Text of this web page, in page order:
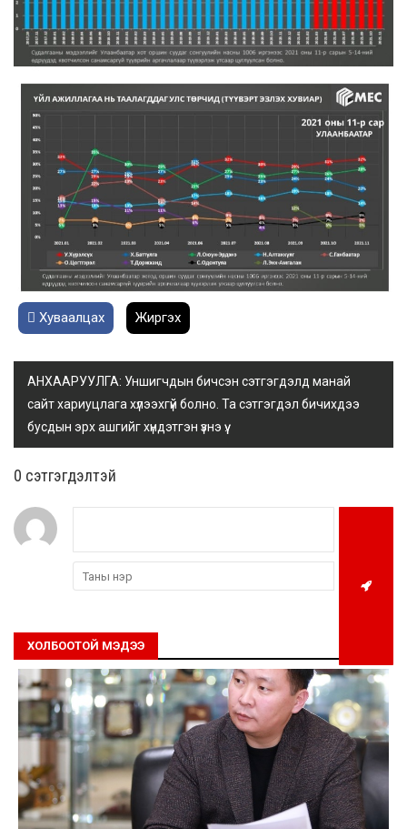
Хуваалцах Жиргэх
АНХААРУУЛГА: Уншигчдын бичсэн сэтгэгдэлд манай
сайт хариуцлага хүлээхгүй болно. Та сэтгэгдэл бичихдээ
бусдын эрх ашгийг хүндэтгэн үзнэ үү.
0 cэтгэгдэлтэй
ХОЛБООТОЙ МЭДЭЭ